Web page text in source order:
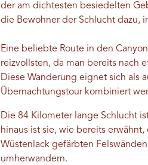
der am dichtesten besiedelten
die Bewohner der Schlucht dazu,
Eine beliebte Route in den
reizvollsten, da man bereits nach
Diese Wanderung eignet sich als
Übernachtungstour kombiniert
Die 84 Kilometer lange Schlucht
hinaus ist sie, wie bereits
Wüstenlack gefärbten
umherwandern.